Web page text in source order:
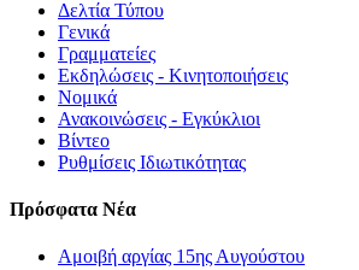
Δελτία Τύπου
Γενικά
Γραμματείες
Εκδηλώσεις - Κινητοποιήσεις
Νομικά
Ανακοινώσεις - Εγκύκλιοι
Βίντεο
Ρυθμίσεις Ιδιωτικότητας
Πρόσφατα Νέα
Αμοιβή αργίας 15ης Αυγούστου